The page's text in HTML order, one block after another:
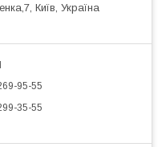
Київ, Україна
95-55
35-55